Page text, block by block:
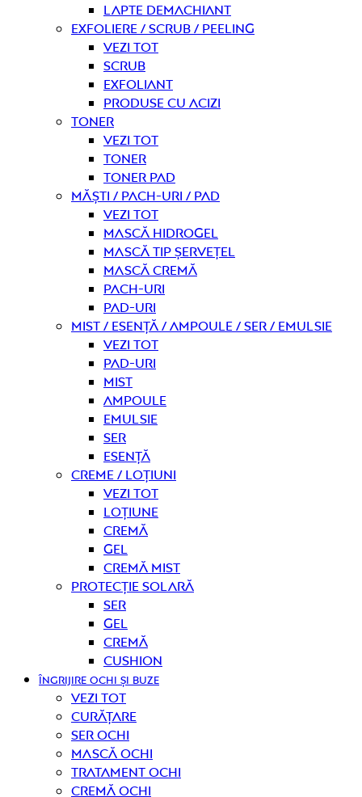
Lapte demachiant
Exfoliere / Scrub / Peeling
Vezi tot
Scrub
Exfoliant
Produse cu acizi
Toner
Vezi tot
Toner
Toner pad
Măști / Pach-uri / Pad
Vezi tot
Mască hidrogel
Mască tip șervețel
Mască Cremă
Pach-uri
Pad-uri
Mist / Esență / Ampoule / Ser / Emulsie
Vezi tot
Pad-uri
Mist
Ampoule
Emulsie
Ser
Esență
Creme / Loțiuni
Vezi tot
Loțiune
Cremă
Gel
Cremă mist
Protecție solară
Ser
Gel
Cremă
Cushion
ÎNGRIJIRE OCHI ȘI BUZE
Vezi tot
curățare
Ser ochi
Mască ochi
Tratament ochi
Cremă ochi